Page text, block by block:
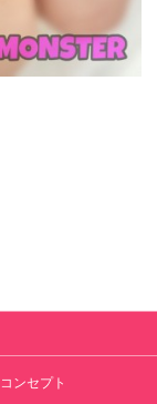
コンセプト